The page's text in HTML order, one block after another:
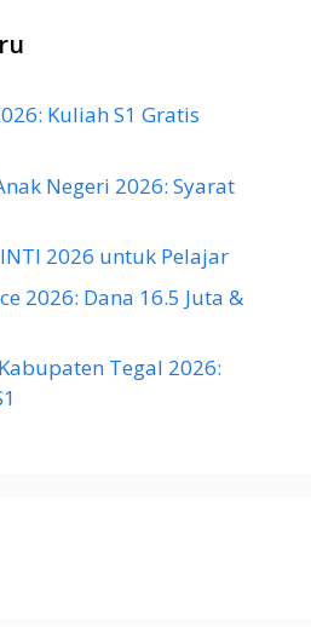
Kuliah S1 Gratis
Negeri 2026: Syarat
2026 untuk Pelajar
2026: Dana 16.5 Juta &
Tegal 2026: